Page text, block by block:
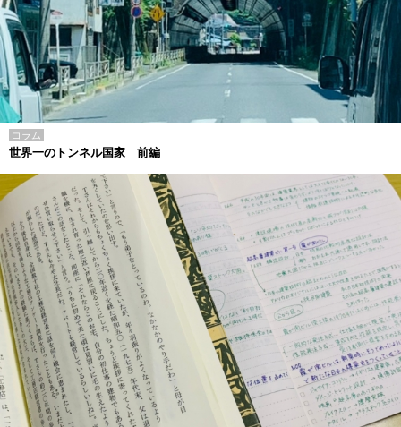
コラム
世界一のトンネル国家 前編